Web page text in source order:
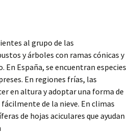
al grupo de las
y árboles con ramas cónicas y
En España, se encuentran especies
En regiones frías, las
en altura y adoptar una forma de
de la nieve. En climas
de hojas aciculares que ayudan